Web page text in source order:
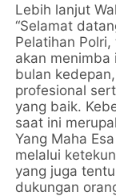
Lebih lanjut
“Selamat
Pelatihan
akan
bulan
profesional
yang baik.
saat ini
Yang Maha
melalui
yang juga
dukungan